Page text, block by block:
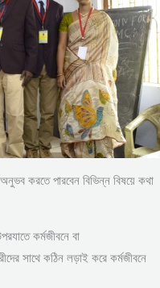
করতে পারবেন বিভিন্ন বিষয়ে কথা
কর্মজীবনে বা
সাথে কঠিন লড়াই করে কর্মজীবনে